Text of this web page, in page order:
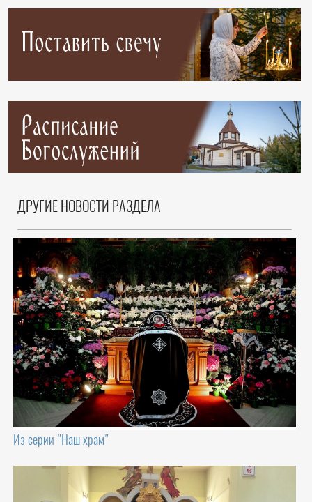
ДРУГИЕ НОВОСТИ РАЗДЕЛА
Из серии "Наш храм"